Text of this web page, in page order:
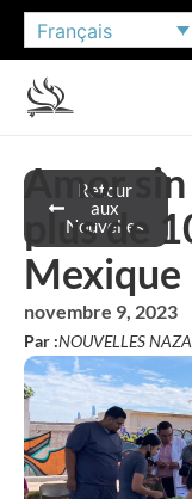
Français
Retour
aux
Nouvelles
Amor
plus de
Mexique
novembre 9, 2023
Par :NOUVELLES